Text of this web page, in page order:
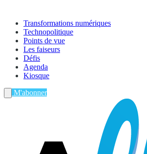
Transformations numériques
Technopolitique
Points de vue
Les faiseurs
Défis
Agenda
Kiosque
M'abonner